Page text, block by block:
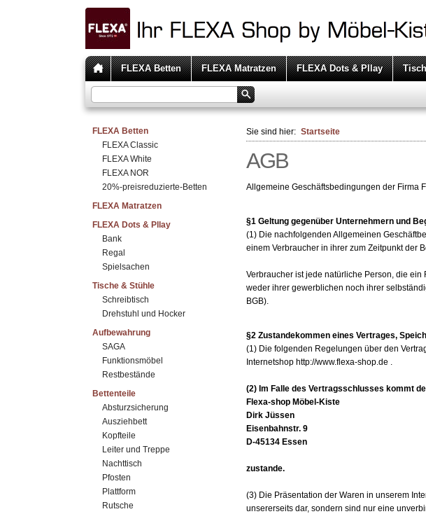
FLEXA Betten FLEXA Matratzen FLEXA Dots & Pllay
FLEXA Betten
FLEXA Classic
FLEXA White
FLEXA NOR
20%-preisreduzierte-Betten
FLEXA Matratzen
FLEXA Dots & Pllay
Bank
Regal
Spielsachen
Tische & Stühle
Schreibtisch
Drehstuhl und Hocker
Aufbewahrung
SAGA
Funktionsmöbel
Restbestände
Bettenteile
Absturzsicherung
Ausziehbett
Kopfteile
Leiter und Treppe
Nachttisch
Pfosten
Plattform
Rutsche
Sie sind hier: Startseite
AGB
Allgemeine Geschäftsbedingungen der Firma
§1 Geltung gegenüber Unternehmern und
(1) Die nachfolgenden Allgemeinen
einem Verbraucher in ihrer zum Zeitpunkt der
Verbraucher ist jede natürliche Person, die
weder ihrer gewerblichen noch ihrer
BGB).
§2 Zustandekommen eines Vertrages,
(1) Die folgenden Regelungen über den
Internetshop http://www.flexa-shop.de .
(2) Im Falle des Vertragsschlusses kommt
Flexa-shop Möbel-Kiste
Dirk Jüssen
Eisenbahnstr. 9
D-45134 Essen
zustande.
(3) Die Präsentation der Waren in unserem
unsererseits dar, sondern sind nur eine